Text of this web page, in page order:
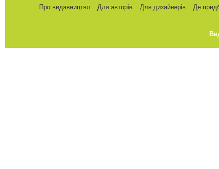
Про видавництво Для авторів Для дизайнерів Де